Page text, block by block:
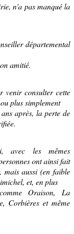
n'a pas manqué la
départemental
amitié.
venir consulter cette
plus simplement
après, la perte de
avec les mêmes
ont ainsi fait
mais aussi (en faible
et, en plus
Oraison, La
Corbières et même